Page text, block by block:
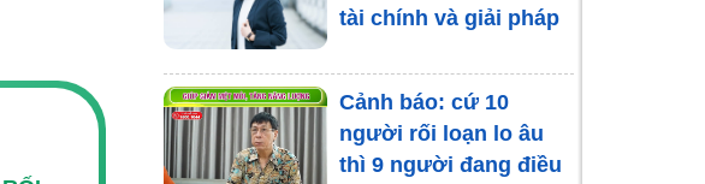
tài chính và giải pháp
Cảnh báo: cứ 10
người rối loạn lo âu
thì 9 người đang điều